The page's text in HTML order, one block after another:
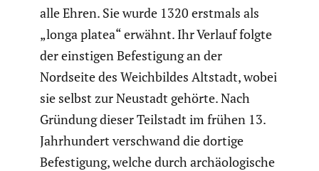
alle Ehren. Sie wurde 1320 erstmals als
„longa platea“ erwähnt. Ihr Verlauf folgte
der einstigen Befes­ti­gung an der
Nordseite des Weich­bildes Altstadt, wobei
sie selbst zur Neustadt gehörte. Nach
Gründung dieser Teilstadt im frühen 13.
Jahrhun­dert verschwand die dortige
Befes­ti­gung, welche durch archäo­lo­gi­sche